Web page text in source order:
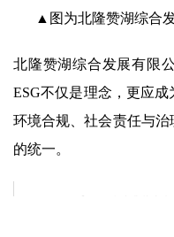
▲图为北隆赞湖综合
北隆赞湖综合发展有限
ESG不仅是理念，更应
环境合规、社会责任与
的统一。